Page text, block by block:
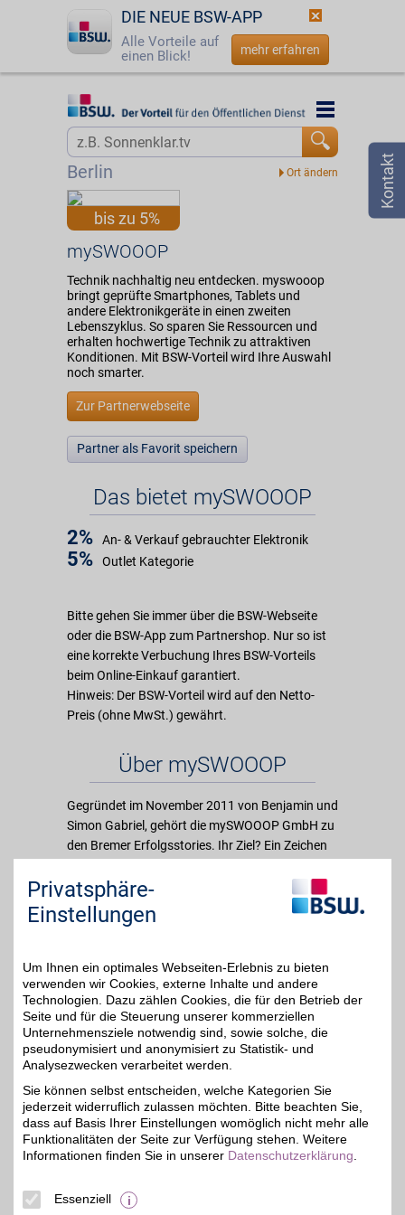
DIE NEUE BSW-APP
Alle Vorteile auf
einen Blick!
mehr erfahren
Startseite
Login
Berlin
Startseite
bis zu 5%
mySWOOOP
Technik nachhaltig neu entdecken. myswooop
bringt geprüfte Smartphones, Tablets und
andere Elektronikgeräte in einen zweiten
Lebenszyklus. So sparen Sie Ressourcen und
erhalten hochwertige Technik zu attraktiven
Konditionen. Mit BSW-Vorteil wird Ihre Auswahl
noch smarter.
Zur Partnerwebseite
Partner als Favorit speichern
Das bietet mySWOOOP
2% An- & Verkauf gebrauchter Elektronik
5% Outlet Kategorie
Bitte gehen Sie immer über die BSW-Webseite
oder die BSW-App zum Partnershop. Nur so ist
eine korrekte Verbuchung Ihres BSW-Vorteils
beim Online-Einkauf garantiert.
Hinweis: Der BSW-Vorteil wird auf den Netto-
Preis (ohne MwSt.) gewährt.
Über mySWOOOP
Gegründet im November 2011 von Benjamin und
Simon Gabriel, gehört die mySWOOOP GmbH zu
den Bremer Erfolgsstories. Ihr Ziel? Ein Zeichen
setzen und den Menschen einen einfachen
Zugang zu refurbished Elektronik zu bieten. Über
die eigens entwickelte Online-Plattform können
und refurbished Geräte zu günstigen Preisen
kaufen und ihre alte Technik zu fairen
Bestpreisen schnell, einfach und sicher
verkaufen.
Merkmale
Privatsphäre-
Einstellungen
Um Ihnen ein optimales Webseiten-Erlebnis zu bieten
verwenden wir Cookies, externe Inhalte und andere
Technologien. Dazu zählen Cookies, die für den Betrieb der
Seite und für die Steuerung unserer kommerziellen
Unternehmensziele notwendig sind, sowie solche, die
pseudonymisiert und anonymisiert zu Statistik- und
Analysezwecken verarbeitet werden.
Sie können selbst entscheiden, welche Kategorien Sie
jederzeit widerruflich zulassen möchten. Bitte beachten Sie,
dass auf Basis Ihrer Einstellungen womöglich nicht mehr alle
Funktionalitäten der Seite zur Verfügung stehen. Weitere
Informationen finden Sie in unserer Datenschutzerklärung
Essenziell